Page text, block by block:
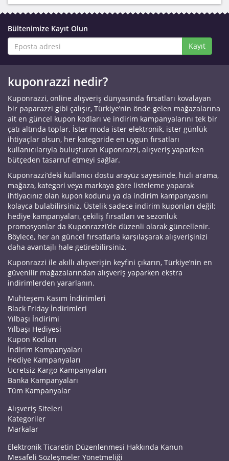
Bültenimize Kayıt Olun
Kayıt
kuponrazzi nedir?
Kuponrazzi, online alışveriş dünyasında fırsatları kovalayan
bir paparazzi gibi çalışır, Türkiye’nin önde gelen mağazalarına
ait en güncel kupon kodları ve indirim kampanyalarını tek bir
çatı altında toplar. İster moda ister elektronik, ister günlük
ihtiyaçlar olsun, her kategoride en uygun fırsatları
kullanıcılarıyla buluşturan Kuponrazzi, alışveriş yaparken
bütçeden tasarruf etmeyi sağlar.
Kuponrazzi’deki kullanıcı dostu arayüz sayesinde, hızlı arama,
mağaza, kategori veya markaya göre listeleme yaparak
ihtiyacınız olan kupon kodunu ya da indirim kampanyasını
kolayca bulabilirsiniz. Üstelik sadece indirim kuponları değil;
hediye kampanyaları, çekiliş fırsatları ve sezonluk
promosyonlar da Kuponrazzi’de düzenli olarak güncellenir.
Böylece, her an güncel fırsatlarla karşılaşarak alışverişinizi
daha avantajlı hale getirebilirsiniz.
Kuponrazzi ile akıllı alışverişin keyfini çıkarın, Türkiye’nin en
güvenilir mağazalarından alışveriş yaparken ekstra
indirimlerden yararlanın.
Muhteşem Kasım İndirimleri
Black Friday İndirimleri
Yılbaşı İndirimi
Yılbaşı Hediyesi
Kupon Kodları
İndirim Kampanyaları
Hediye Kampanyaları
Ücretsiz Kargo Kampanyaları
Banka Kampanyaları
Tüm Kampanyalar
Alışveriş Siteleri
Kategoriler
Markalar
Elektronik Ticaretin Düzenlenmesi Hakkında Kanun
Mesafeli Sözleşmeler Yönetmeliği